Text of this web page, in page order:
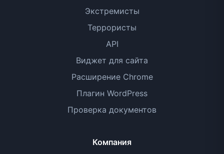
Экстремисты
Террористы
API
Виджет для сайта
Расширение Chrome
Плагин WordPress
Проверка документов
Компания